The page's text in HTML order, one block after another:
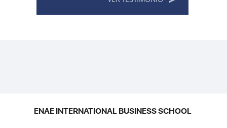
ENAE INTERNATIONAL BUSINESS SCHOOL